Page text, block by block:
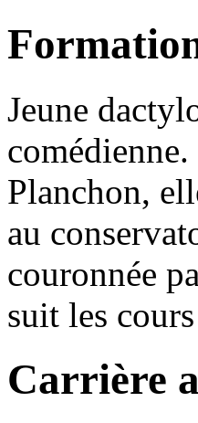
Jeune
Planchon,
au
couronnée
suit les
Carrière